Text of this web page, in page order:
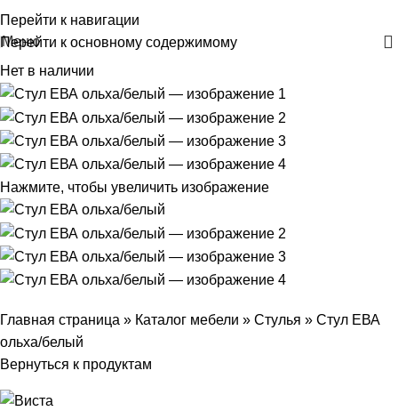
Перейти к навигации
Перейти к основному содержимому
Меню
Нет в наличии
Нажмите, чтобы увеличить изображение
Главная страница » Каталог мебели » Стулья » Стул ЕВА
ольха/белый
Вернуться к продуктам